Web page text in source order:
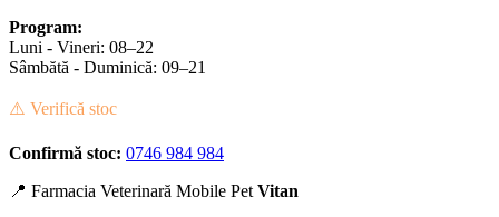
Program:
Luni - Vineri: 08–22
Sâmbătă - Duminică: 09–21
⚠️ Verifică stoc
Confirmă stoc: 0746 984 984
📍 Farmacia Veterinară Mobile Pet Vitan